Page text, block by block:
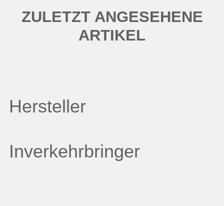
ZULETZT ANGESEHENE
ARTIKEL
Hersteller
Inverkehrbringer